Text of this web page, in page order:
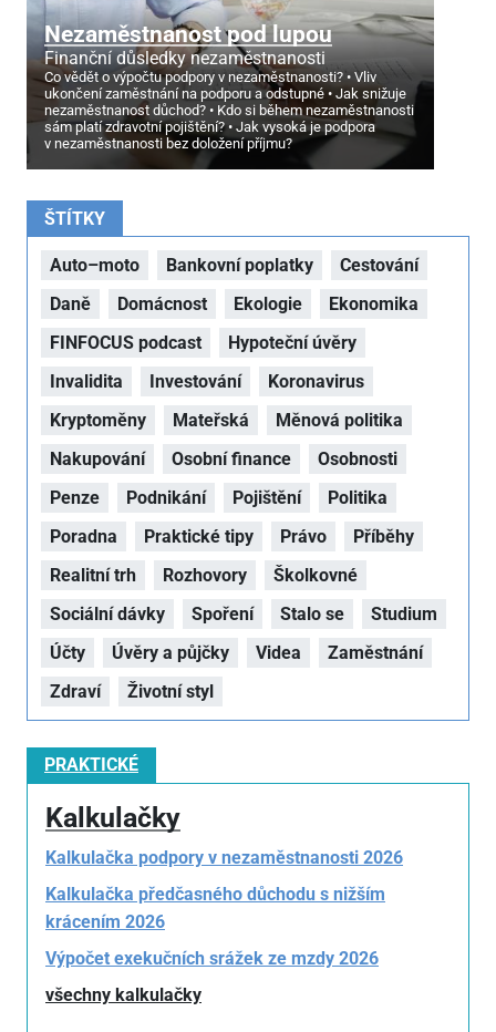
Nezaměstnanost pod lupou
Finanční důsledky nezaměstnanosti
Co vědět o výpočtu podpory v nezaměstnanosti?
Vliv
ukončení zaměstnání na podporu a odstupné
Jak snižuje
nezaměstnanost důchod?
Kdo si během nezaměstnanosti
sám platí zdravotní pojištění?
Jak vysoká je podpora
v nezaměstnanosti bez doložení příjmu?
ŠTÍTKY
Auto–moto Bankovní poplatky
Cestování
Daně
Domácnost Ekologie
Ekonomika
FINFOCUS podcast
Hypoteční úvěry
Invalidita
Investování
Koronavirus
Kryptoměny
Mateřská
Měnová politika
Nakupování
Osobní finance
Osobnosti
Penze
Podnikání Pojištění
Politika
Poradna
Praktické tipy Právo
Příběhy
Realitní trh
Rozhovory
Školkovné
Sociální dávky
Spoření Stalo se
Studium
Účty
Úvěry a půjčky Videa
Zaměstnání
Zdraví
Životní styl
PRAKTICKÉ
Kalkulačky
Kalkulačka podpory v nezaměstnanosti 2026
Kalkulačka předčasného důchodu s nižším
krácením 2026
Výpočet exekučních srážek ze mzdy 2026
všechny kalkulačky